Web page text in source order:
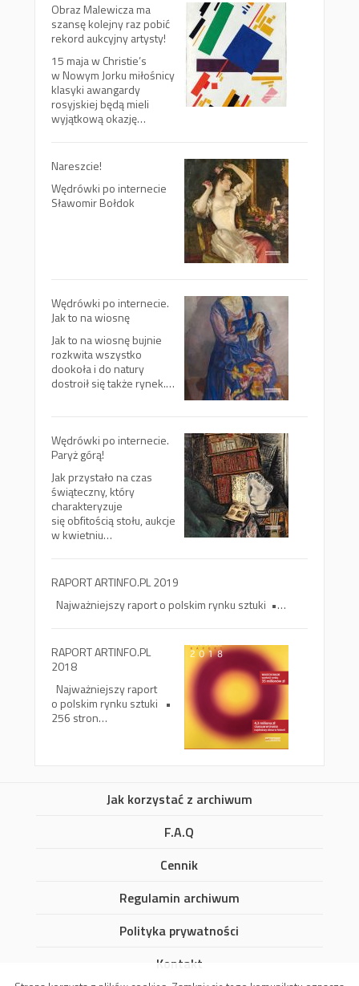
Obraz Malewicza ma
szansę kolejny raz pobić
rekord aukcyjny artysty!
15 maja w Christie’s
w Nowym Jorku miłośnicy
klasyki awangardy
rosyjskiej będą mieli
wyjątkową okazję…
Nareszcie!
Wędrówki po internecie
Sławomir Bołdok
Wędrówki po internecie.
Jak to na wiosnę
Jak to na wiosnę bujnie
rozkwita wszystko
dookoła i do natury
dostroił się także rynek.…
Wędrówki po internecie.
Paryż górą!
Jak przystało na czas
świąteczny, który
charakteryzuje
się obfitością stołu, aukcje
w kwietniu…
RAPORT ARTINFO.PL 2019
Najważniejszy raport o polskim rynku sztuki •…
RAPORT ARTINFO.PL
2018
Najważniejszy raport
o polskim rynku sztuki •
256 stron…
Jak korzystać z archiwum
F.A.Q
Cennik
Regulamin archiwum
Polityka prywatności
Kontakt